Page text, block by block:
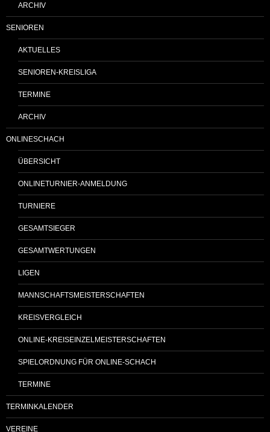
ARCHIV
SENIOREN
AKTUELLES
SENIOREN-KREISLIGA
TERMINE
ARCHIV
ONLINESCHACH
ÜBERSICHT
ONLINETURNIER-ANMELDUNG
TURNIERE
GESAMTSIEGER
GESAMTWERTUNGEN
LIGEN
MANNSCHAFTSMEISTERSCHAFTEN
KREISVERGLEICH
ONLINE-KREISEINZELMEISTERSCHAFTEN
SPIELORDNUNG FÜR ONLINE-SCHACH
TERMINE
TERMINKALENDER
VEREINE